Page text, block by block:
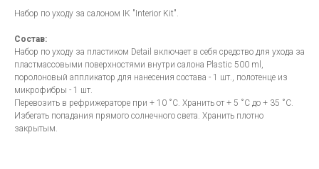
Набор по уходу за салоном IK "Interior Kit".
Состав:
Набор по уходу за пластиком Detail включает в себя средство для ухода за
пластмассовыми поверхностями внутри салона Plastic 500 ml,
поролоновый аппликатор для нанесения состава - 1 шт., полотенце из
микрофибры - 1 шт.
Перевозить в рефрижераторе при + 10 ˚С. Хранить от + 5 ˚С до + 35 ˚С.
Избегать попадания прямого солнечного света. Хранить плотно
закрытым.